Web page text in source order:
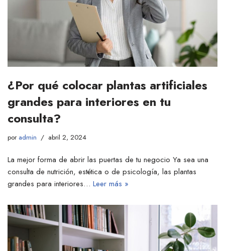
¿Por qué colocar plantas artificiales
grandes para interiores en tu
consulta?
por admin abril 2, 2024
La mejor forma de abrir las puertas de tu negocio Ya sea una
consulta de nutrición, estética o de psicología, las plantas
grandes para interiores… Leer más »